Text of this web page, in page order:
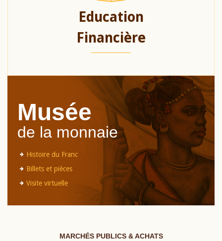
Education
Financière
Musée
de la monnaie
Histoire du Franc
Billets et pièces
Visite virtuelle
MARCHÉS PUBLICS & ACHATS